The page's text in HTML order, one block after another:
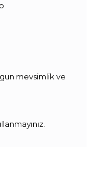
mevsimlik ve